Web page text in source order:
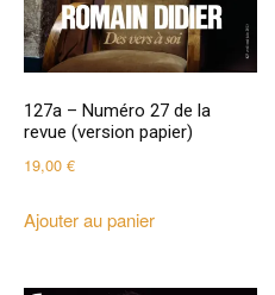
127a – Numéro 27 de la
revue (version papier)
19,00 €
Ajouter au panier